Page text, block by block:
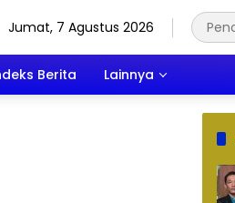
Jumat, 7 Agustus 2026
Berita Lainnya